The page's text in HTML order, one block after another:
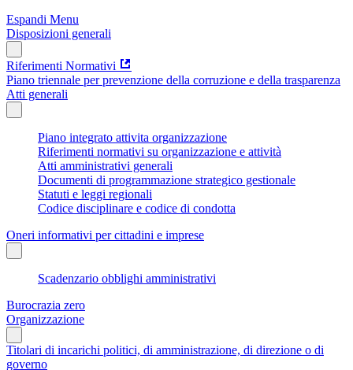
Espandi Menu
Disposizioni generali
Riferimenti Normativi
Piano triennale per prevenzione della corruzione e della trasparenza
Atti generali
Piano integrato attivita organizzazione
Riferimenti normativi su organizzazione e attività
Atti amministrativi generali
Documenti di programmazione strategico gestionale
Statuti e leggi regionali
Codice disciplinare e codice di condotta
Oneri informativi per cittadini e imprese
Scadenzario obblighi amministrativi
Burocrazia zero
Organizzazione
Titolari di incarichi politici, di amministrazione, di direzione o di
governo